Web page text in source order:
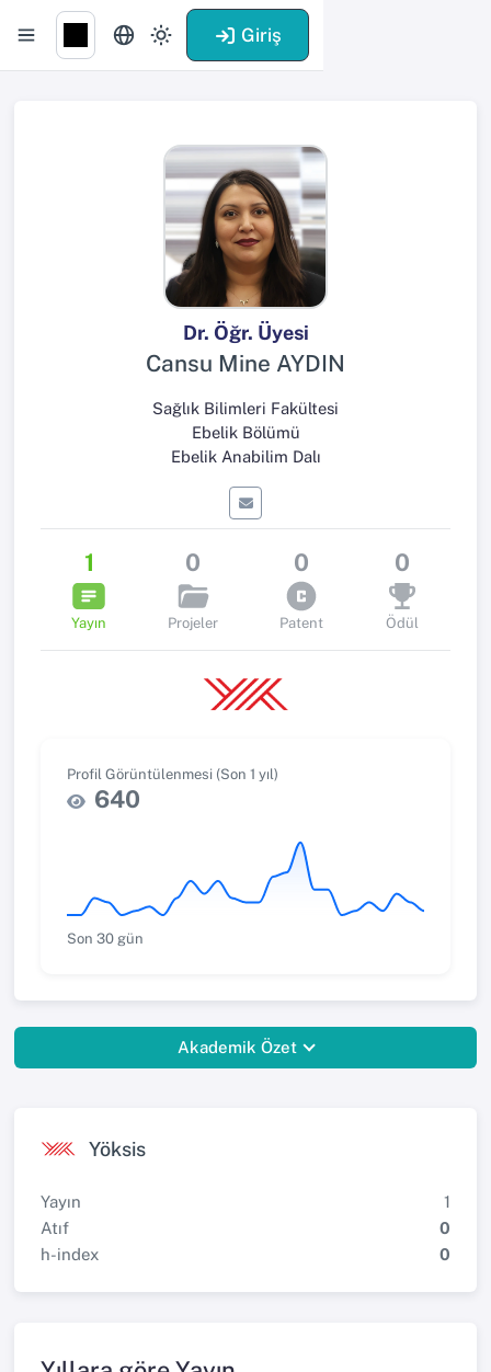
Giriş
Dr. Öğr. Üyesi
Cansu Mine AYDIN
Sağlık Bilimleri Fakültesi
Ebelik Bölümü
Ebelik Anabilim Dalı
1
Yayın
0
Projeler
0
Patent
0
Ödül
Profil Görüntülenmesi (Son 1 yıl)
640
Son 30 gün
Akademik Özet
Yöksis
Yayın
1
Atıf
0
h-index
0